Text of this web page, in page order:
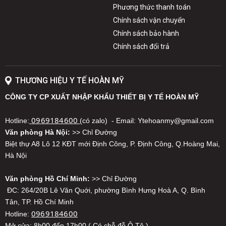
việt trong các phương pháp chẩn đoán y khoa hiện đại,
không có rủi ro do nhiễm phóng xạ hay tia X độc hại.
Phương thức thanh toán
Chính sách vận chuyển
Chính sách bảo hành
Chính sách đổi trả
THƯƠNG HIỆU Y TẾ HOÀN MỸ
CÔNG TY CP XUẤT NHẬP KHẨU THIẾT BỊ Y TẾ HOÀN MỸ
Hotline: 0969184600 (có zalo) - Email: Ytehoanmy@gmail.com
Văn phòng Hà Nội: >> Chỉ Đường
Biệt thự A8 Lô 12 KĐT mới Định Công, P. Định Công, Q.Hoàng Mai,
Hà Nội
Văn phòng Hồ Chí Minh: >> Chỉ Đường
ĐC: 264/20B Lê Văn Quới, phường Bình Hưng Hoà A, Q. Bình
Tân, TP. Hồ Chí Minh
Hotline: 0969184600